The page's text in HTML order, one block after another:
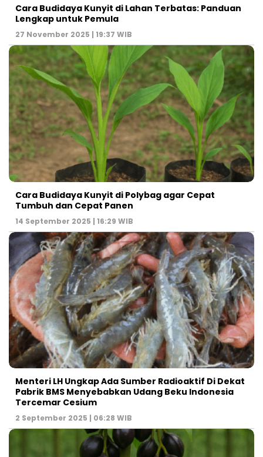
Cara Budidaya Kunyit di Lahan Terbatas: Panduan
Lengkap untuk Pemula
27 November 2025 | 19:37 WIB
Cara Budidaya Kunyit di Polybag agar Cepat
Tumbuh dan Cepat Panen
14 September 2025 | 16:29 WIB
Menteri LH Ungkap Ada Sumber Radioaktif Di Dekat
Pabrik BMS Menyebabkan Udang Beku Indonesia
Tercemar Cesium
2 September 2025 | 06:28 WIB